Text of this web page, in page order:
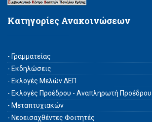
Κατηγορίες Ανακοινώσεων
- Γραμματείας
- Εκδηλώσεις
- Εκλογές Μελών ΔΕΠ
- Εκλογές Προέδρου - Αναπληρωτή Προέδρου
- Μεταπτυχιακών
- Νεοεισαχθέντες Φοιτητές